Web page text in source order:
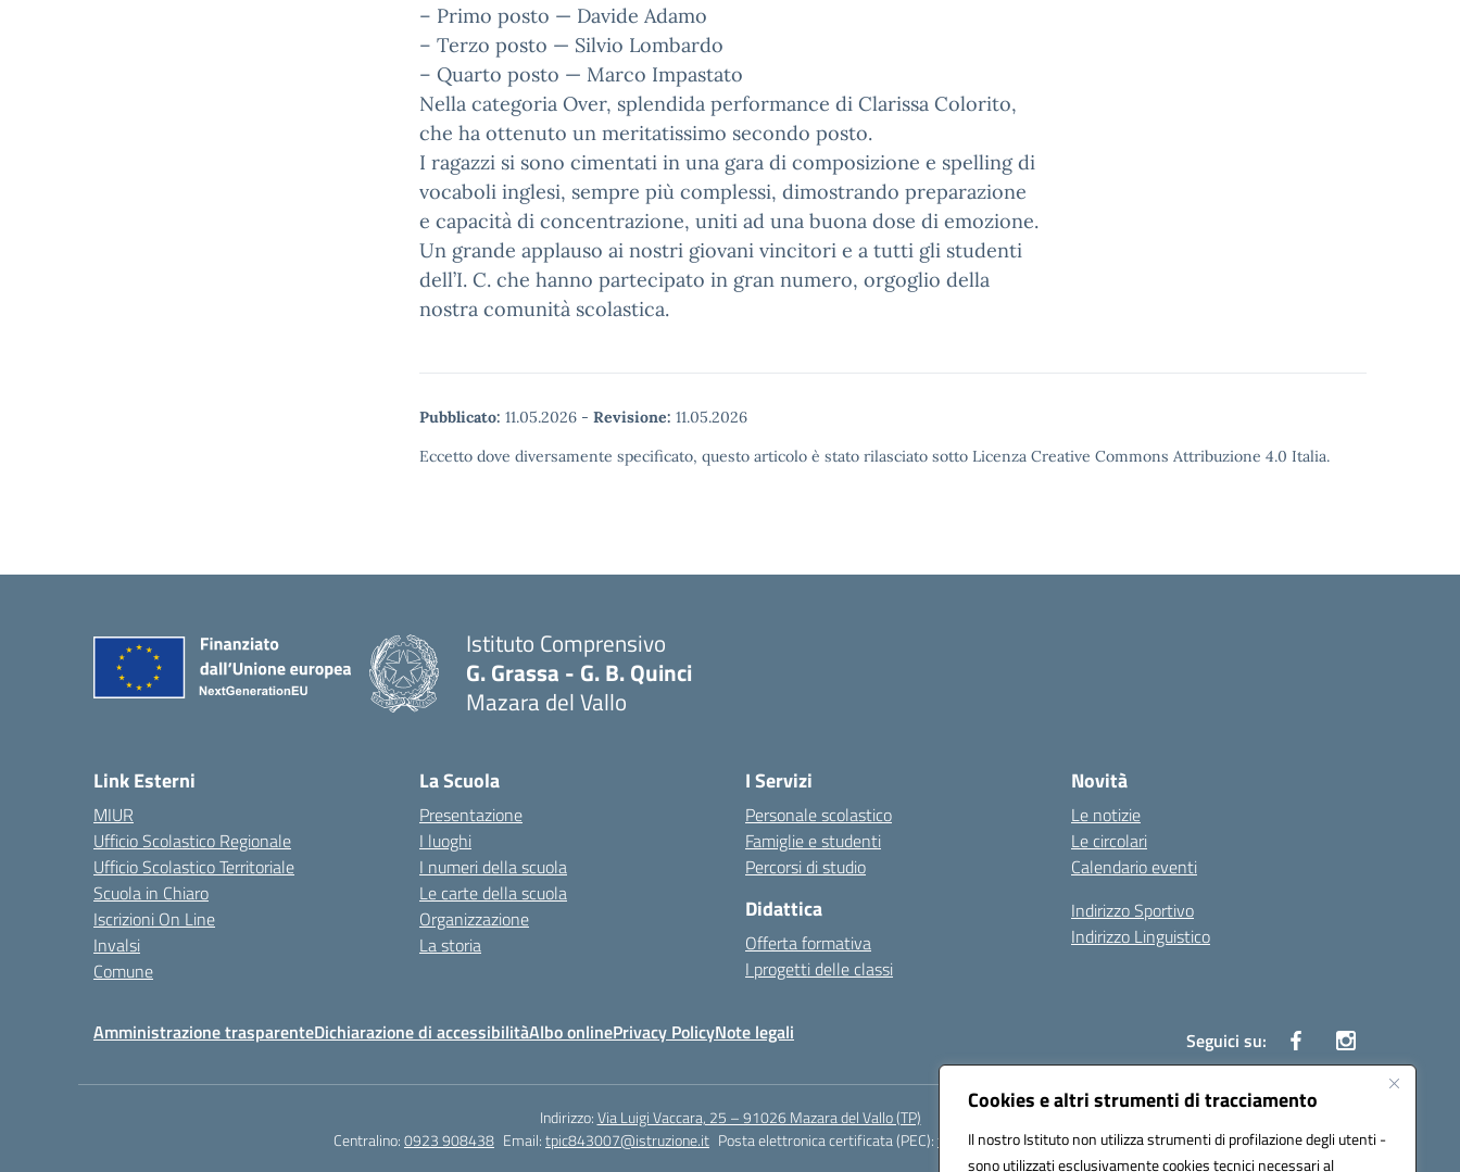
Cookies e altri strumenti di tracciamento
Il nostro Istituto non utilizza strumenti di profilazione degli utenti -
sono utilizzati esclusivamente cookies tecnici necessari al
– Primo posto — Davide Adamo
– Terzo posto — Silvio Lombardo
– Quarto posto — Marco Impastato
Nella categoria Over, splendida performance di Clarissa Colorito,
che ha ottenuto un meritatissimo secondo posto.
I ragazzi si sono cimentati in una gara di composizione e spelling di
vocaboli inglesi, sempre più complessi, dimostrando preparazione
e capacità di concentrazione, uniti ad una buona dose di emozione.
Un grande applauso ai nostri giovani vincitori e a tutti gli studenti
dell’I. C. che hanno partecipato in gran numero, orgoglio della
nostra comunità scolastica.
Pubblicato: 11.05.2026 - Revisione: 11.05.2026
Eccetto dove diversamente specificato, questo articolo è stato rilasciato sotto Licenza Creative Commons Attribuzione 4.0 Italia.
Istituto Comprensivo
G. Grassa - G. B. Quinci
Mazara del Vallo
Link Esterni
MIUR
Ufficio Scolastico Regionale
Ufficio Scolastico Territoriale
Scuola in Chiaro
Iscrizioni On Line
Invalsi
Comune
La Scuola
Presentazione
I luoghi
I numeri della scuola
Le carte della scuola
Organizzazione
La storia
I Servizi
Personale scolastico
Famiglie e studenti
Percorsi di studio
Didattica
Offerta formativa
I progetti delle classi
Novità
Le notizie
Le circolari
Calendario eventi
Indirizzo Sportivo
Indirizzo Linguistico
Amministrazione trasparenteDichiarazione di accessibilitàAlbo onlinePrivacy PolicyNote legali Seguici su:
Indirizzo:Via Luigi Vaccara, 25 – 91026 Mazara del Vallo (TP)
Centralino:0923 908438 Email:tpic843007@istruzione.it Posta elettronica certificata (PEC):tpic843007@pec.istruzione.it